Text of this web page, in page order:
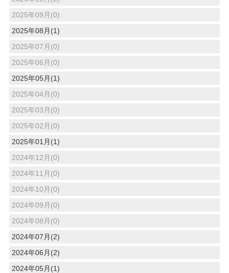
2025年09月(0)
2025年08月(1)
2025年07月(0)
2025年06月(0)
2025年05月(1)
2025年04月(0)
2025年03月(0)
2025年02月(0)
2025年01月(1)
2024年12月(0)
2024年11月(0)
2024年10月(0)
2024年09月(0)
2024年08月(0)
2024年07月(2)
2024年06月(2)
2024年05月(1)